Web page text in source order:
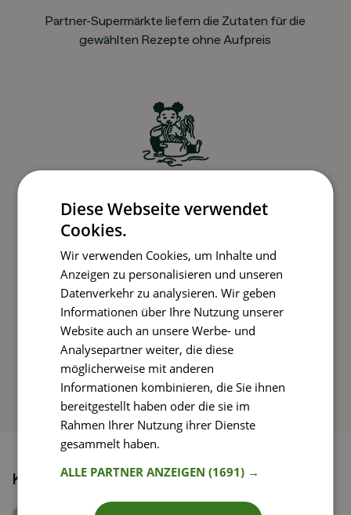
Partner-Supermärkte liefern die Zutaten für die
gewählten Rezepte ohne Aufpreis
Kochen und Genießen
Rezepte mit einfachen Schritt-für-Schritt-
Anleitungen nachkochen
So funktioniert’s
Könnte dir auch gefallen
Diese Webseite verwendet
Cookies.
Wir verwenden Cookies, um Inhalte und
Anzeigen zu personalisieren und unseren
Datenverkehr zu analysieren. Wir geben
Informationen über Ihre Nutzung unserer
Website auch an unsere Werbe- und
Analysepartner weiter, die diese
möglicherweise mit anderen
Informationen kombinieren, die Sie ihnen
bereitgestellt haben oder die sie im
Rahmen Ihrer Nutzung ihrer Dienste
gesammelt haben.
ALLE PARTNER ANZEIGEN(1691) →